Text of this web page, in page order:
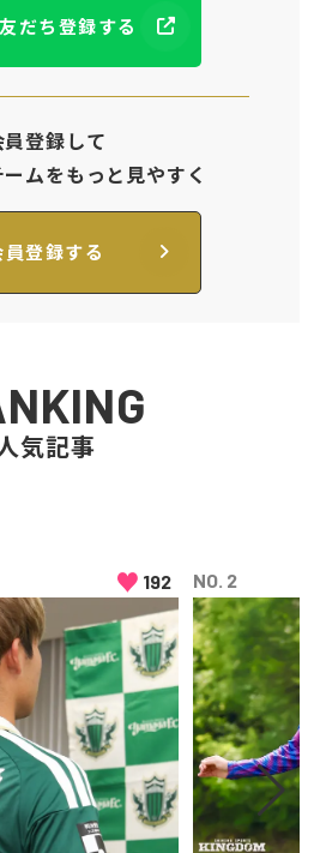
だち登録する
員登録して
ムをもっと見やすく
員登録する
気記事
♥ 192 NO